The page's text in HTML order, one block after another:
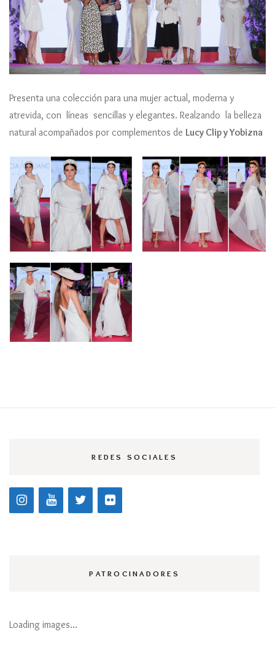
Presenta una colección para una mujer actual, moderna y
atrevida, con líneas sencillas y elegantes. Realzando la belleza
natural acompañados por complementos de Lucy Clip y Yobizna
REDES SOCIALES
PATROCINADORES
Loading images…